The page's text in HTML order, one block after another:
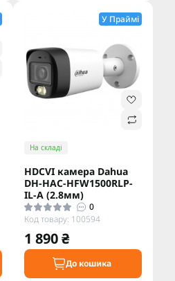
У Праймі
На складі
HDCVI камера Dahua
DH-HAC-HFW1500RLP-
IL-A (2.8мм)
0
Код товару: 100594
1 890 ₴
До кошика